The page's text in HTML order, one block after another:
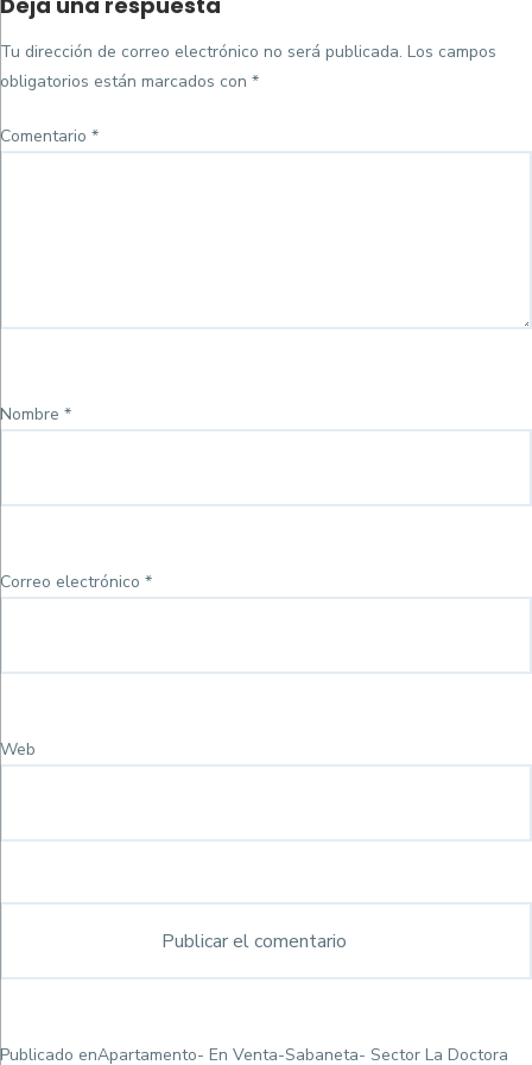
on
Tu dirección de correo electrónico no será publicada. Los campos
obligatorios están marcados con *
Comentario *
Nombre *
Correo electrónico *
Web
Navegación
Publicado enApartamento- En Venta-Sabaneta- Sector La Doctora